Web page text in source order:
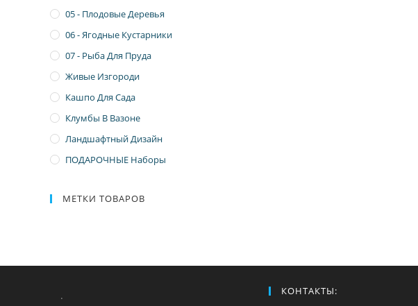
05 - Плодовые Деревья
06 - Ягодные Кустарники
07 - Рыба Для Пруда
Живые Изгороди
Кашпо Для Сада
Клумбы В Вазоне
Ландшафтный Дизайн
ПОДАРОЧНЫЕ Наборы
МЕТКИ ТОВАРОВ
. КОНТАКТЫ: